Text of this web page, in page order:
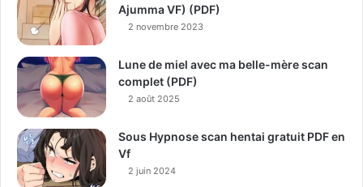
Ajumma VF) (PDF)
2 novembre 2023
Lune de miel avec ma belle-mère scan
complet (PDF)
2 août 2025
Sous Hypnose scan hentai gratuit PDF en
Vf
2 juin 2024